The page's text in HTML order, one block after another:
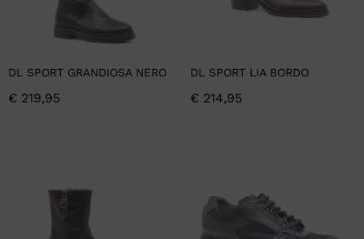
DL SPORT GRANDIOSA NERO
€ 219,95
DL SPORT LIA BORDO
€ 214,95